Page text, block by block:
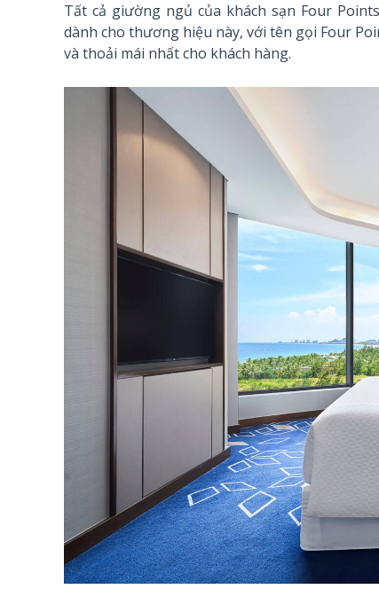
Tất cả giường ngủ của khách sạn Four
dành cho thương hiệu này, với tên gọi Four
và thoải mái nhất cho khách hàng.